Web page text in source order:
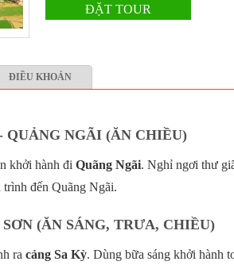
ĐẶT TOUR
ĐIỀU KHOẢN
QUẢNG NGÃI (ĂN CHIỀU)
khởi hành đi Quãng Ngãi. Nghỉ ngơi thư
trình đến Quãng Ngãi.
(ĂN SÁNG, TRƯA, CHIỀU)
ra cảng Sa Kỳ. Dùng bữa sáng khởi hành